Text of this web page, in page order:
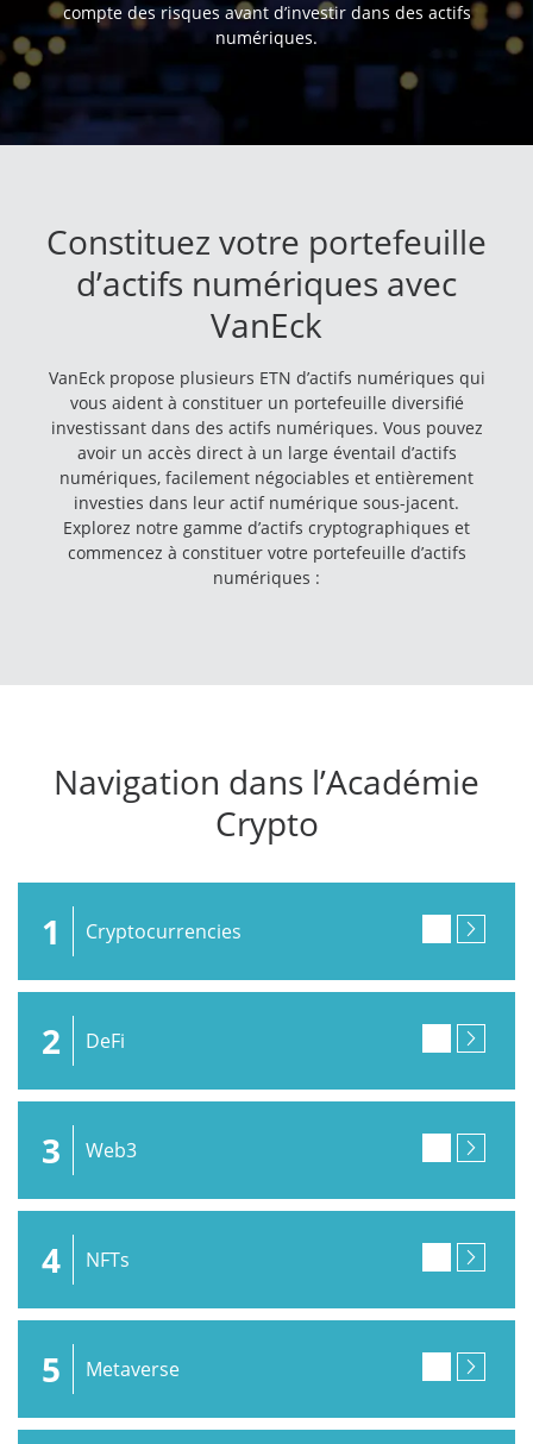
compte des risques avant d’investir dans des actifs
numériques.
Constituez votre portefeuille
d’actifs numériques avec
VanEck
VanEck propose plusieurs ETN d’actifs numériques qui
vous aident à constituer un portefeuille diversifié
investissant dans des actifs numériques. Vous pouvez
avoir un accès direct à un large éventail d’actifs
numériques, facilement négociables et entièrement
investies dans leur actif numérique sous-jacent.
Explorez notre gamme d’actifs cryptographiques et
commencez à constituer votre portefeuille d’actifs
numériques :
Navigation dans l’Académie
Crypto
1 Cryptocurrencies
2 DeFi
3 Web3
4 NFTs
5 Metaverse